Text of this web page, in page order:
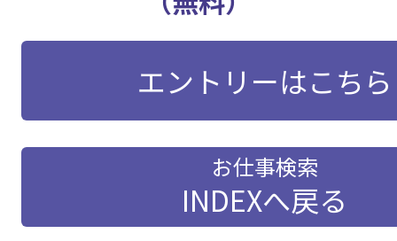
エントリーはこちら
お仕事検索
INDEXへ戻る